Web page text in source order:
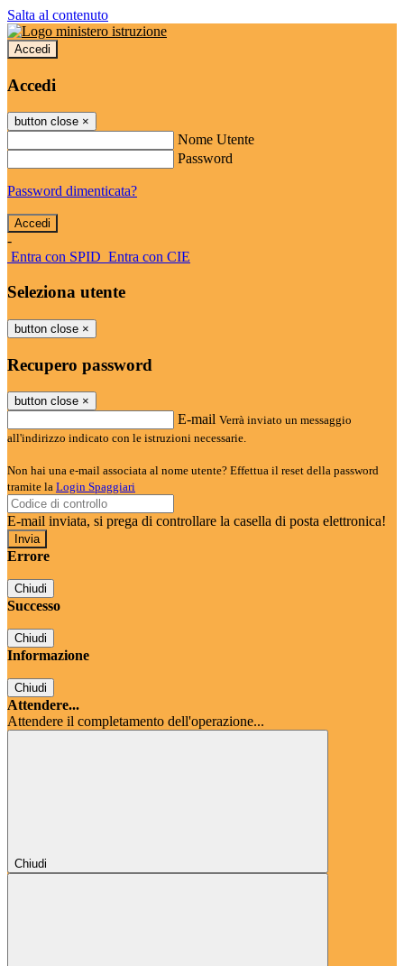
Salta al contenuto
Accedi
Accedi
button close ×
Nome Utente
Password
Password dimenticata?
-
Entra con SPID Entra con CIE
Seleziona utente
button close ×
Recupero password
button close ×
E-mail Verrà inviato un messaggio
all'indirizzo indicato con le istruzioni necessarie.
Non hai una e-mail associata al nome utente? Effettua il reset della password
tramite la Login Spaggiari
E-mail inviata, si prega di controllare la casella di posta elettronica!
Errore
Chiudi
Successo
Chiudi
Informazione
Chiudi
Attendere...
Attendere il completamento dell'operazione...
Chiudi